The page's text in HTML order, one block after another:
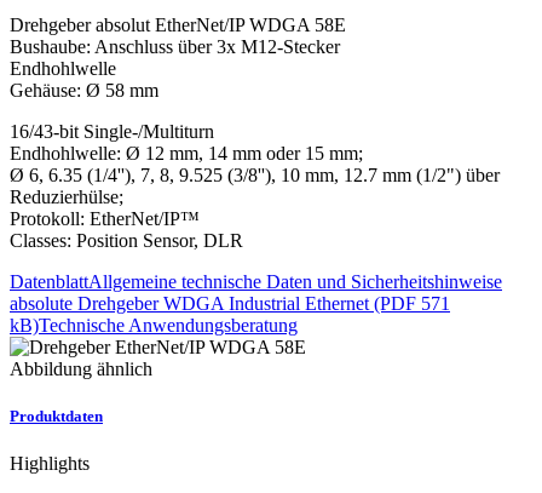
Drehgeber absolut EtherNet/IP WDGA 58E
Bushaube: Anschluss über 3x M12-Stecker
Endhohlwelle
Gehäuse: Ø 58 mm
16/43-bit Single-/Multiturn
Endhohlwelle: Ø 12 mm, 14 mm oder 15 mm;
Ø 6, 6.35 (1/4''), 7, 8, 9.525 (3/8''), 10 mm, 12.7 mm (1/2") über
Reduzierhülse;
Protokoll: EtherNet/IP™
Classes: Position Sensor, DLR
DatenblattAllgemeine technische Daten und Sicherheitshinweise
absolute Drehgeber WDGA Industrial Ethernet (PDF 571
kB)Technische Anwendungsberatung
Abbildung ähnlich
Produktdaten
Highlights